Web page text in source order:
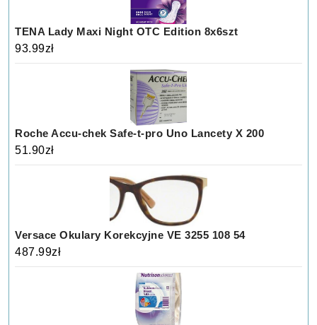
TENA Lady Maxi Night OTC Edition 8x6szt
93.99zł
Roche Accu-chek Safe-t-pro Uno Lancety X 200
51.90zł
Versace Okulary Korekcyjne VE 3255 108 54
487.99zł